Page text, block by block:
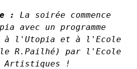
: La soirée commence
avec un programme
à l'Utopia et à l'Ecole
R.Pailhé) par l'Ecole
Artistiques !